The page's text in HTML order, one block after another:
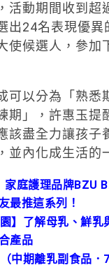
活動期間收到超
出24名表現優異
使候選人，參加
可以分為「熟悉
期」，許惠玉提
該盡全力讓孩子
並內化成生活的
家庭護理品牌BZU
最推這系列！
園】了解母乳、鮮
產品
中期離乳副食品．7